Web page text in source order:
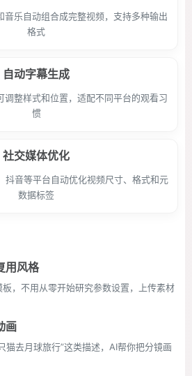
音乐自动组合成完整视频，支持多种输出
格式
自动字幕生成
调整样式和位置，适配不同平台的观看习
惯
社交媒体优化
抖音等平台自动优化视频尺寸、格式和元
数据标签
用风格
，不用从零开始研究参数设置，上传素材
画
猫去月球旅行”这类描述，AI帮你把分镜画